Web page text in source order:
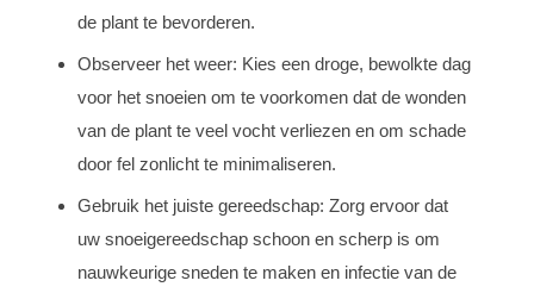
de plant te bevorderen.
Observeer het weer: Kies een droge, bewolkte dag
voor het snoeien om te voorkomen dat de wonden
van de plant te veel vocht verliezen en om schade
door fel zonlicht te minimaliseren.
Gebruik het juiste gereedschap: Zorg ervoor dat
uw snoeigereedschap schoon en scherp is om
nauwkeurige sneden te maken en infectie van de